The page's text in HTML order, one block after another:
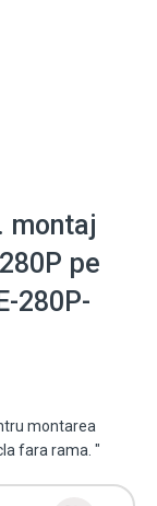
montaj
pe
280P-
montarea
fara rama. "